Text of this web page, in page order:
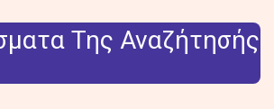
Της Αναζήτησής